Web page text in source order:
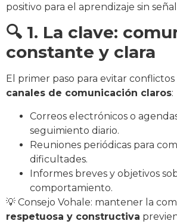
positivo para el aprendizaje sin
🔍 1. La clave:
constante y clara
El primer paso para evitar conflictos
canales de comunicación claros:
Correos electrónicos o
seguimiento diario.
Reuniones periódicas para
dificultades.
Informes breves y objetivos
comportamiento.
💡 Consejo Vohale: mantener la
respetuosa y constructiva